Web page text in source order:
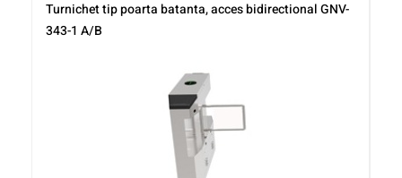
Turnichet tip poarta batanta, acces bidirectional GNV-
343-1 A/B